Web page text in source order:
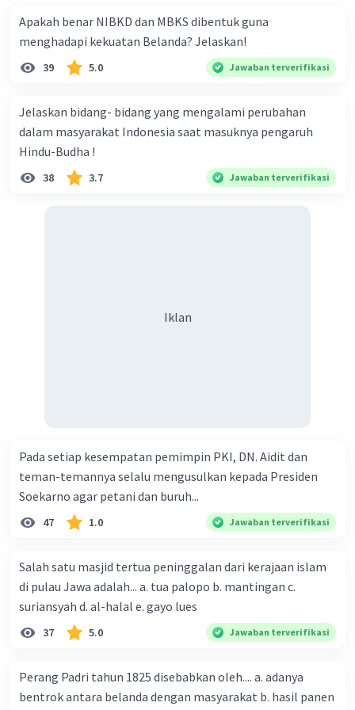
Iklan
Apakah benar NIBKD dan MBKS dibentuk guna
menghadapi kekuatan Belanda? Jelaskan!
39 5.0 Jawaban terverifikasi
Jelaskan bidang- bidang yang mengalami perubahan
dalam masyarakat Indonesia saat masuknya pengaruh
Hindu-Budha !
38 3.7 Jawaban terverifikasi
Iklan
Pada setiap kesempatan pemimpin PKI, DN. Aidit dan
teman-temannya selalu mengusulkan kepada Presiden
Soekarno agar petani dan buruh...
47 1.0 Jawaban terverifikasi
Salah satu masjid tertua peninggalan dari kerajaan islam
di pulau Jawa adalah... a. tua palopo b. mantingan c.
suriansyah d. al-halal e. gayo lues
37 5.0 Jawaban terverifikasi
Perang Padri tahun 1825 disebabkan oleh.... a. adanya
bentrok antara belanda dengan masyarakat b. hasil panen